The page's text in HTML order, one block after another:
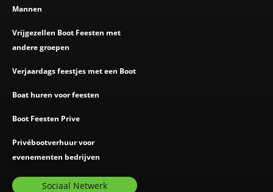
Mannen
Vrijgezellen Boot Feesten met
andere groepen
Verjaardags feestjes met een Boot
Boat huren voor feesten
Boot Feesten Prive
Privébootverhuur voor
evenementen bedrijven
Sociaal Netwerk